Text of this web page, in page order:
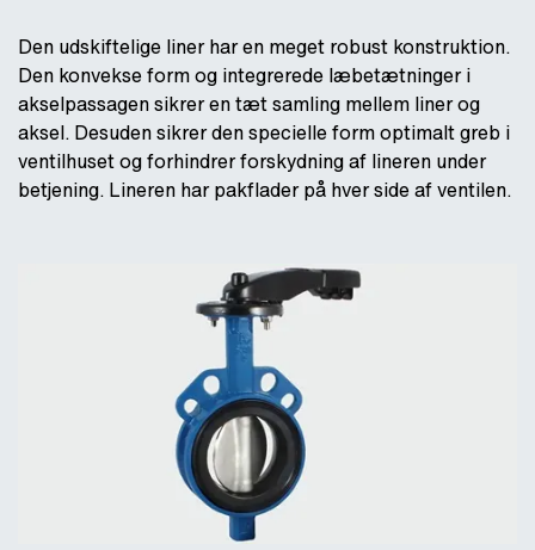
Den udskiftelige liner har en meget robust konstruktion.
Den konvekse form og integrerede læbetætninger i
akselpassagen sikrer en tæt samling mellem liner og
aksel. Desuden sikrer den specielle form optimalt greb i
ventilhuset og forhindrer forskydning af lineren under
betjening. Lineren har pakflader på hver side af ventilen.